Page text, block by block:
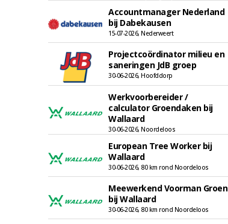
Accountmanager Nederland
bij Dabekausen
15-07-2026, Nederweert
Projectcoördinator milieu en
saneringen JdB groep
30-06-2026, Hoofddorp
Werkvoorbereider /
calculator Groendaken bij
Wallaard
30-06-2026, Noordeloos
European Tree Worker bij
Wallaard
30-06-2026, 80 km rond Noordeloos
Meewerkend Voorman Groen
bij Wallaard
30-06-2026, 80 km rond Noordeloos